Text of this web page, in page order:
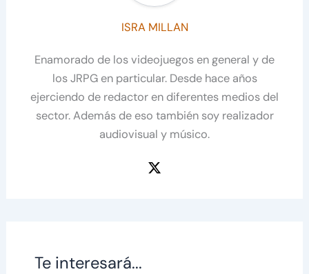
ISRA MILLAN
Enamorado de los videojuegos en general y de
los JRPG en particular. Desde hace años
ejerciendo de redactor en diferentes medios del
sector. Además de eso también soy realizador
audiovisual y músico.
Te interesará...